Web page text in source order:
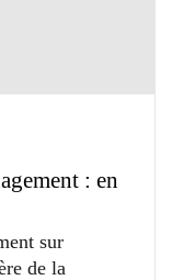
: en
sur
de la